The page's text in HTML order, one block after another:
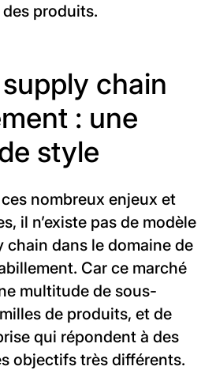
produits.
chain
: une
style
nombreux enjeux et
il n’existe pas de modèle
chain dans le domaine de
Car ce marché
multitude de sous-
de produits, et de
qui répondent à des
objectifs très différents.